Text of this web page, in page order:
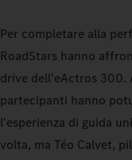
Per completare alla
RoadStars hanno
drive dell'eActros 300.
partecipanti hanno
l'esperienza di guida
volta, ma Téo Calvet,